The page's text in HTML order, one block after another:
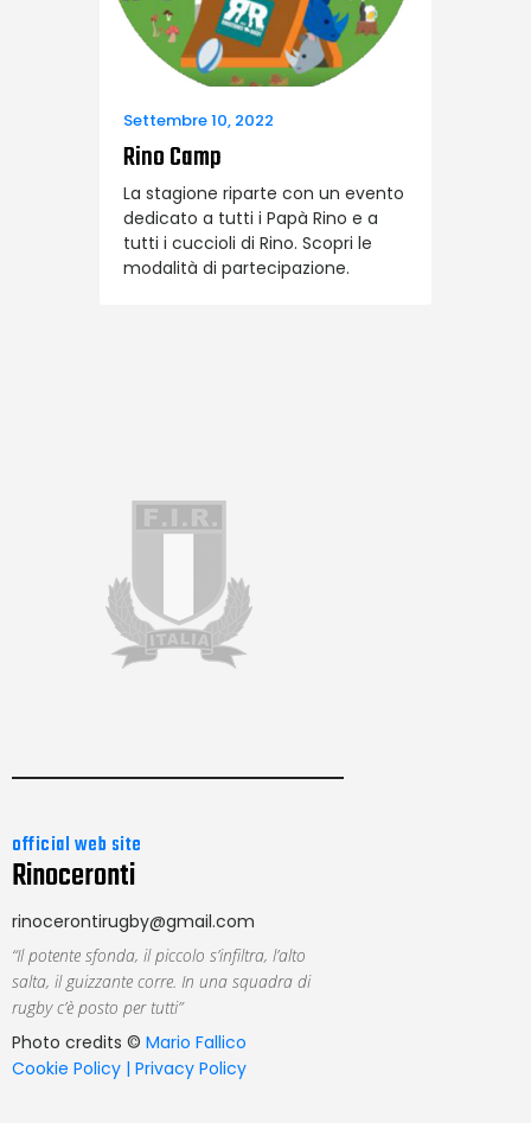
Settembre 10, 2022
Rino Camp
La stagione riparte con un evento
dedicato a tutti i Papà Rino e a
tutti i cuccioli di Rino. Scopri le
modalità di partecipazione.
official web site
Rinoceronti
rinocerontirugby@gmail.com
“Il potente sfonda, il piccolo s’infiltra, l’alto
salta, il guizzante corre. In una squadra di
rugby c’è posto per tutti”
Photo credits © Mario Fallico
Cookie Policy | Privacy Policy